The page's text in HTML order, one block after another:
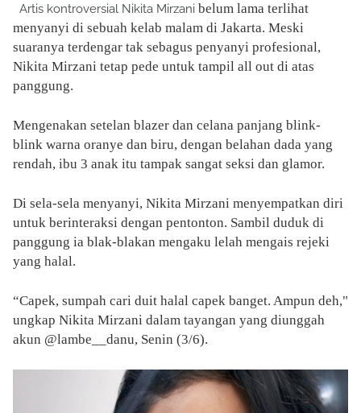
Artis kontroversial Nikita Mirzani belum lama terlihat
menyanyi di sebuah kelab malam di Jakarta. Meski
suaranya terdengar tak sebagus penyanyi profesional,
Nikita Mirzani tetap pede untuk tampil all out di atas
panggung.
Mengenakan setelan blazer dan celana panjang blink-
blink warna oranye dan biru, dengan belahan dada yang
rendah, ibu 3 anak itu tampak sangat seksi dan glamor.
Di sela-sela menyanyi, Nikita Mirzani menyempatkan diri
untuk berinteraksi dengan pentonton. Sambil duduk di
panggung ia blak-blakan mengaku lelah mengais rejeki
yang halal.
“Capek, sumpah cari duit halal capek banget. Ampun deh,"
ungkap Nikita Mirzani dalam tayangan yang diunggah
akun @lambe__danu, Senin (3/6).